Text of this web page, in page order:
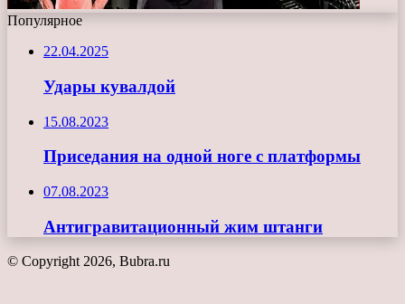
Популярное
22.04.2025
Удары кувалдой
15.08.2023
Приседания на одной ноге с платформы
07.08.2023
Антигравитационный жим штанги
© Copyright 2026, Bubra.ru